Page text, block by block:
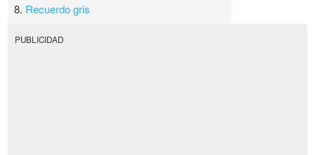
8. Recuerdo gris
PUBLICIDAD